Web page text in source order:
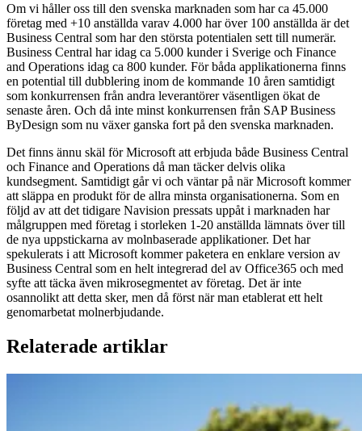
Om vi håller oss till den svenska marknaden som har ca 45.000
företag med +10 anställda varav 4.000 har över 100 anställda är det
Business Central som har den största potentialen sett till numerär.
Business Central har idag ca 5.000 kunder i Sverige och Finance
and Operations idag ca 800 kunder. För båda applikationerna finns
en potential till dubblering inom de kommande 10 åren samtidigt
som konkurrensen från andra leverantörer väsentligen ökat de
senaste åren. Och då inte minst konkurrensen från SAP Business
ByDesign som nu växer ganska fort på den svenska marknaden.
Det finns ännu skäl för Microsoft att erbjuda både Business Central
och Finance and Operations då man täcker delvis olika
kundsegment. Samtidigt går vi och väntar på när Microsoft kommer
att släppa en produkt för de allra minsta organisationerna. Som en
följd av att det tidigare Navision pressats uppåt i marknaden har
målgruppen med företag i storleken 1-20 anställda lämnats över till
de nya uppstickarna av molnbaserade applikationer. Det har
spekulerats i att Microsoft kommer paketera en enklare version av
Business Central som en helt integrerad del av Office365 och med
syfte att täcka även mikrosegmentet av företag. Det är inte
osannolikt att detta sker, men då först när man etablerat ett helt
genomarbetat molnerbjudande.
Relaterade artiklar